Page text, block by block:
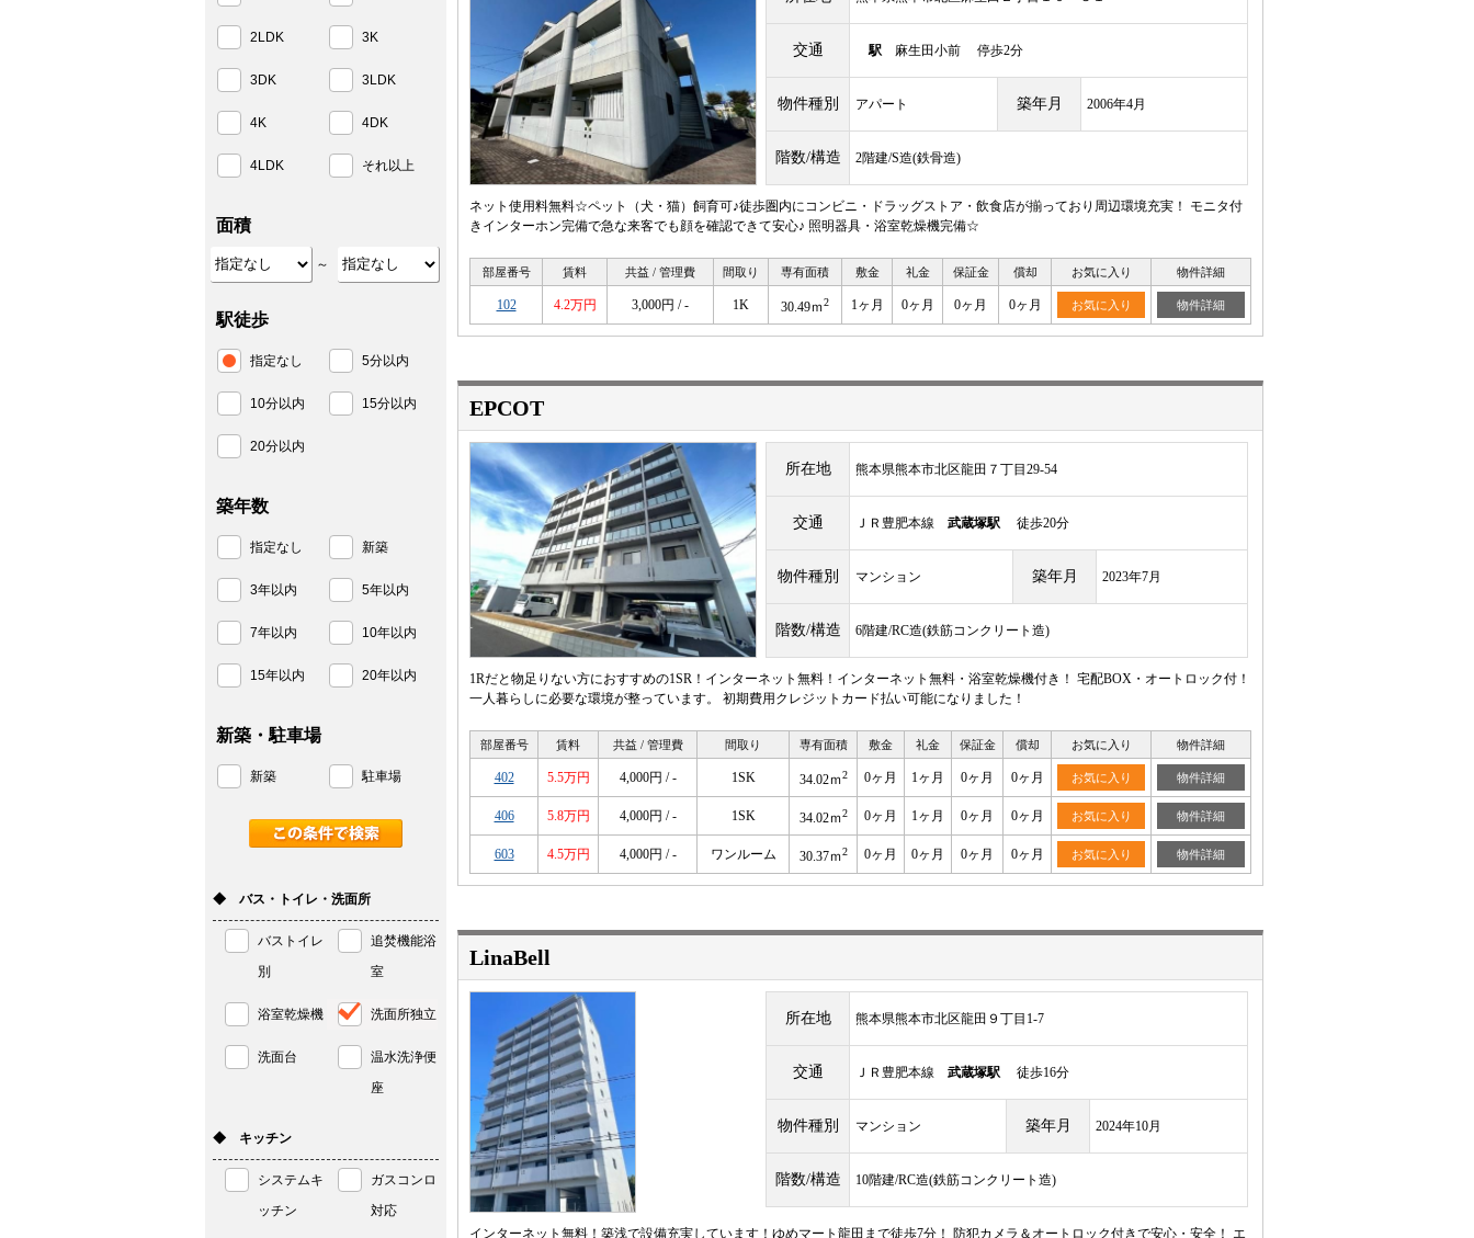
交通 駅 麻生田小前 停歩2分
物件種別 アパート 築年月 2006年4月
階数/構造 2階建/S造(鉄骨造)
ネット使用料無料☆ペット（犬・猫）飼育可♪徒歩圏内にコンビニ・ドラッグストア・飲食店が揃っており周辺環境充実！ モニタ付
きインターホン完備で急な来客でも顔を確認できて安心♪ 照明器具・浴室乾燥機完備☆
部屋番号 賃料 共益 / 管理費 間取り 専有面積 敷金 礼金 保証金 償却 お気に入り 物件詳細
102 4.2万円 3,000円 / - 1K 30.49ｍ2 1ヶ月 0ヶ月 0ヶ月 0ヶ月 お気に入り 物件詳細
EPCOT
所在地 熊本県熊本市北区龍田７丁目29-54
交通 ＪＲ豊肥本線 武蔵塚駅 徒歩20分
物件種別 マンション 築年月 2023年7月
階数/構造 6階建/RC造(鉄筋コンクリート造)
1Rだと物足りない方におすすめの1SR！インターネット無料！インターネット無料・浴室乾燥機付き！ 宅配BOX・オートロック付！
一人暮らしに必要な環境が整っています。 初期費用クレジットカード払い可能になりました！
部屋番号 賃料 共益 / 管理費 間取り 専有面積 敷金 礼金 保証金 償却 お気に入り 物件詳細
402 5.5万円 4,000円 / - 1SK 34.02ｍ2 0ヶ月 1ヶ月 0ヶ月 0ヶ月 お気に入り 物件詳細
406 5.8万円 4,000円 / - 1SK 34.02ｍ2 0ヶ月 1ヶ月 0ヶ月 0ヶ月 お気に入り 物件詳細
603 4.5万円 4,000円 / - ワンルーム 30.37ｍ2 0ヶ月 0ヶ月 0ヶ月 0ヶ月 お気に入り 物件詳細
LinaBell
所在地 熊本県熊本市北区龍田９丁目1-7
交通 ＪＲ豊肥本線 武蔵塚駅 徒歩16分
物件種別 マンション 築年月 2024年10月
階数/構造 10階建/RC造(鉄筋コンクリート造)
インターネット無料！築浅で設備充実しています！ゆめマート龍田まで徒歩7分！ 防犯カメラ＆オートロック付きで安心・安全！ エ
2LDK 3K
3DK 3LDK
4K 4DK
4LDK それ以上
面積
～
駅徒歩
指定なし 5分以内
10分以内 15分以内
20分以内
築年数
指定なし 新築
3年以内 5年以内
7年以内 10年以内
15年以内 20年以内
新築・駐車場
新築 駐車場
◆ バス・トイレ・洗面所
バストイレ
別
追焚機能浴
室
浴室乾燥機 洗面所独立
洗面台
温水洗浄便
座
◆ キッチン
システムキ
ッチン
ガスコンロ
対応